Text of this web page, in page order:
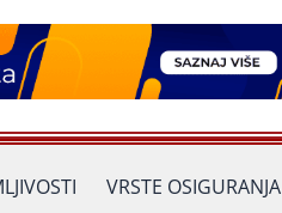
VRSTE OSIGURANJA